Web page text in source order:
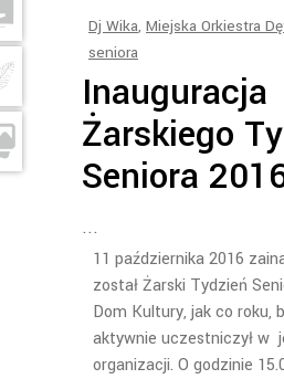
Dj Wika, Miejska Orkiestra
seniora
Inauguracja
Żarskiego
Seniora
11 października 2016
został Żarski Tydzień
Dom Kultury, jak co roku,
aktywnie uczestniczył w
organizacji. O godzinie